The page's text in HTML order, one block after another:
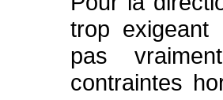
trop exigeant
pas
contraintes